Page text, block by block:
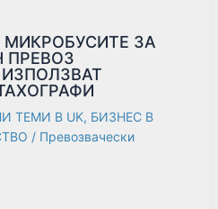
МИКРОБУСИТЕ ЗА
ТЕМИ В UK, БИЗНЕС В
/ Превозвачески